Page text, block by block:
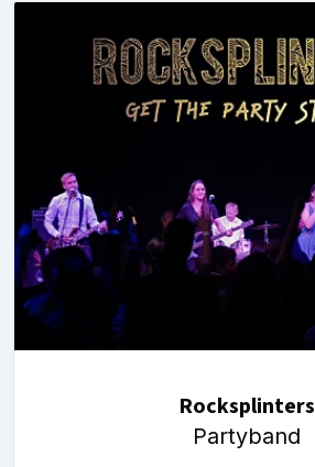
Rocksplinters
Partyband